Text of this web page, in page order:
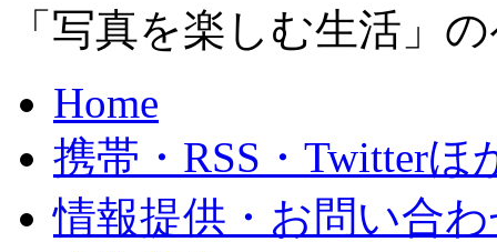
「写真を楽しむ生活」
Home
携帯・RSS・Twitterほ
情報提供・お問い合